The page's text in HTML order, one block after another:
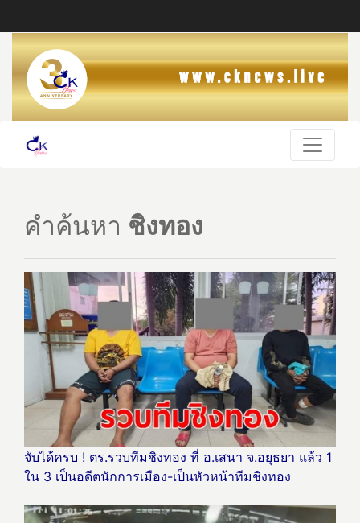
คำค้นหา ชิงทอง
จับได้ครบ ! ตร.รวบทีมชิงทอง ที่ อ.เสนา จ.อยุธยา แล้ว 1
ใน 3 เป็นอดีตนักการเมือง-เป็นหัวหน้าทีมชิงทอง